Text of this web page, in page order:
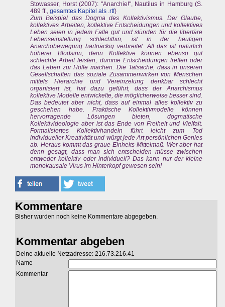
Stowasser, Horst (2007): "Anarchie!", Nautilus in Hamburg (S.
489 ff., gesamtes Kapitel als .rtf)
Zum Beispiel das Dogma des Kollektivismus. Der Glaube,
kollektives Arbeiten, kollektive Entscheidungen und kollektives
Leben seien in jedem Falle gut und stünden für die libertäre
Lebenseinstellung schlechthin, ist in der heutigen
Anarchobewegung hartnäckig verbreitet. All das ist natürlich
höherer Blödsinn, denn Kollektive können ebenso gut
schlechte Arbeit leisten, dumme Entscheidungen treffen oder
das Leben zur Hölle machen. Die Tatsache, dass in unseren
Gesellschaften das soziale Zusammenwirken von Menschen
mittels Hierarchie und Vereinzelung denkbar schlecht
organisiert ist, hat dazu geführt, dass der Anarchismus
kollektive Modelle entwickelte, die möglicherweise besser sind.
Das bedeutet aber nicht, dass auf einmal alles kollektiv zu
geschehen habe. Praktische Kollektivmodelle können
hervorragende Lösungen bieten, dogmatische
Kollektivideologie aber ist das Ende von Freiheit und Vielfalt.
Formalisiertes Kollektivhandeln führt leicht zum Tod
individueller Kreativität und würgt jede Art persönlichen Genies
ab. Heraus kommt das graue Einheits-Mittelmaß. Wer aber hat
denn gesagt, dass man sich entscheiden müsse zwischen
entweder kollektiv oder individuell? Das kann nur der kleine
monokausale Virus im Hinterkopf gewesen sein!
Kommentare
Bisher wurden noch keine Kommentare abgegeben.
Kommentar abgeben
Deine aktuelle Netzadresse: 216.73.216.41
Name
Kommentar